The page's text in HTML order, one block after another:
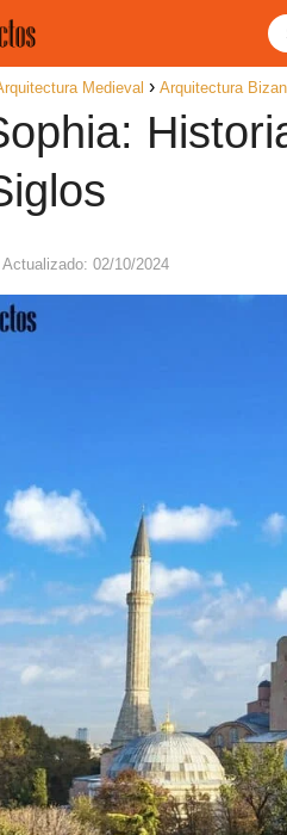
Medieval Arquitectura
Actualizado: 02/10/2024